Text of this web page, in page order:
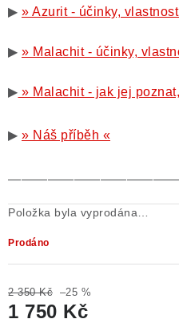
▶ » Azurit - účinky,
▶ » Malachit - účinky,
▶ » Malachit - jak jej
▶ » Náš příběh «
Položka byla vyprodána…
Prodáno
2 350 Kč –25 %
1 750 Kč